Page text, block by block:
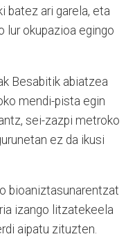
batez ari garela, eta
lur okupazioa egingo
Besabitik abiatzea
mendi-pista egin
sei-zazpi metroko
ez da ikusi
bioaniztasunarentzat
izango litzatekeela
aipatu zituzten.